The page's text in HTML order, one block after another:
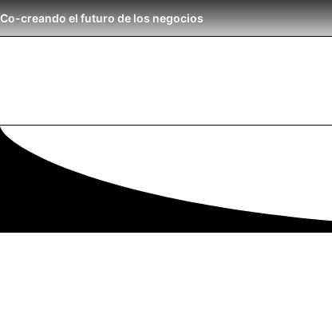
Co-creando el futuro de los negocios